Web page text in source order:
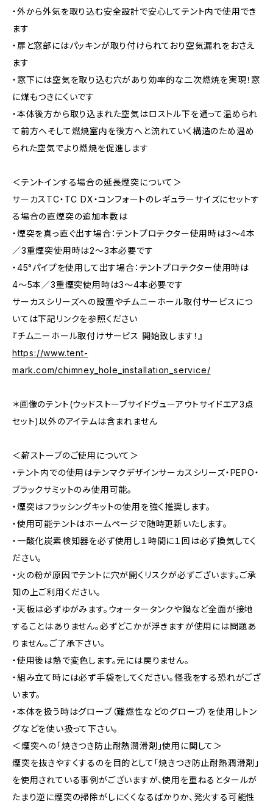
・外から外気を取り込む安全設計で安心してテント内で使用でき
ます
・扉と窓部にはパッキンが取り付けられており空気漏れをおさえ
ます
・窓下には空気を取り込む穴があり効率的な二次燃焼を実現！窓
に煤もつきにくいです
・本体後方から取り込まれた空気はロストル下を通って温められ
て前方へそして燃焼室内を後方へと流れていく構造のため温め
られた空気でより燃焼を促進します
＜テントインする場合の延長煙突について＞
サーカスTC・TC DX・コンフォートのレギュラーサイズにセットす
る場合の直煙突の追加本数は
・煙突を真っ直ぐ出す場合：テントプロテクター使用時は3〜4本
／3重煙突使用時は2〜3本必要です
・45°パイプを使用して出す場合：テントプロテクター使用時は
4〜5本／3重煙突使用時は3〜4本必要です
サーカスシリーズへの設置やチムニーホール取付サービスにつ
いては下記リンクを参照ください
『チムニーホール取付けサービス 開始致します！』
https://www.tent-
mark.com/chimney_hole_installation_service/
＊画像のテント(ウッドストーブサイドヴューアウトサイドエア3点
セット)以外のアイテムは含まれません
＜薪ストーブのご使用について＞
・テント内での使用はテンマクデザインサーカスシリーズ・PEPO・
ブラックサミットのみ使用可能。
・煙突はフラッシングキットの使用を強く推奨します。
・使用可能テントはホームページで随時更新いたします。
・一酸化炭素検知器を必ず使用し１時間に１回は必ず換気してく
ださい。
・火の粉が原因でテントに穴が開くリスクが必ずございます。ご承
知の上ご利用ください。
・天板は必ずゆがみます。ウォータータンクや鍋など全面が接地
することはありません。必ずどこかが浮きますが使用には問題あ
りません。ご了承下さい。
・使用後は熱で変色します。元には戻りません。
・組み立て時には必ず手袋をしてください。怪我をする恐れがござ
います。
・本体を扱う時はグローブ（難燃性などのグローブ）を使用しトン
グなどを使い扱って下さい。
＜煙突への「焼きつき防止耐熱潤滑剤」使用に関して＞
煙突を抜きやすくするのを目的として「焼きつき防止耐熱潤滑剤」
を使用されている事例がございますが、使用を重ねるとタールが
たまり逆に煙突の掃除がしにくくなるばかりか、発火する可能性